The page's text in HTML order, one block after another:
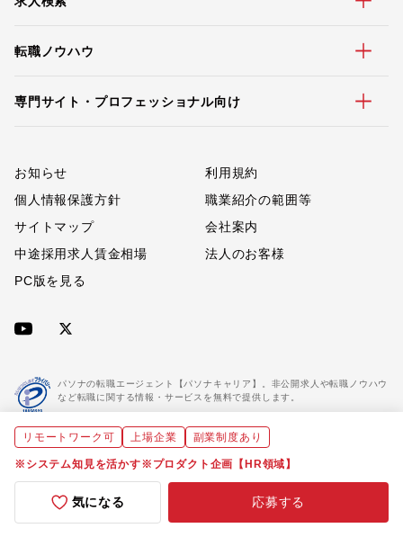
転職ノウハウ
専門サイト・プロフェッショナル向け
お知らせ
利用規約
個人情報保護方針
職業紹介の範囲等
サイトマップ
会社案内
中途採用求人賃金相場
法人のお客様
PC版を見る
パソナの転職エージェント【パソナキャリア】。非公開求人や転職ノウハウ
など転職に関する情報・サービスを無料で提供します。
「パソナキャリア」は職業紹介優良事業者に認定されています。
リモートワーク可 上場企業 副業制度あり
※システム知見を活かす※プロダクト企画【HR領域】
気になる 応募する